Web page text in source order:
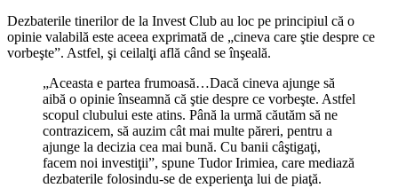
Dezbaterile tinerilor de la Invest Club au loc pe principiul că o
opinie valabilă este aceea exprimată de „cineva care ştie despre ce
vorbeşte”. Astfel, şi ceilalţi află când se înşeală.
„Aceasta e partea frumoasă…Dacă cineva ajunge să
aibă o opinie înseamnă că ştie despre ce vorbeşte. Astfel
scopul clubului este atins. Până la urmă căutăm să ne
contrazicem, să auzim cât mai multe păreri, pentru a
ajunge la decizia cea mai bună. Cu banii câştigaţi,
facem noi investiţii”, spune Tudor Irimiea, care mediază
dezbaterile folosindu-se de experienţa lui de piaţă.